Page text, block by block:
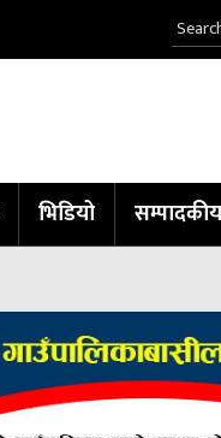
भिडियो सम्पादकीय